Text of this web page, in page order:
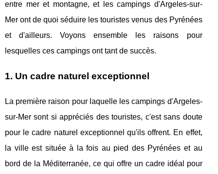
entre mer et montagne, et les campings d'Argeles-sur-
Mer ont de quoi séduire les touristes venus des Pyrénées
et d'ailleurs. Voyons ensemble les raisons pour
lesquelles ces campings ont tant de succès.
1. Un cadre naturel exceptionnel
La première raison pour laquelle les campings d'Argeles-
sur-Mer sont si appréciés des touristes, c'est sans doute
pour le cadre naturel exceptionnel qu'ils offrent. En effet,
la ville est située à la fois au pied des Pyrénées et au
bord de la Méditerranée, ce qui offre un cadre idéal pour